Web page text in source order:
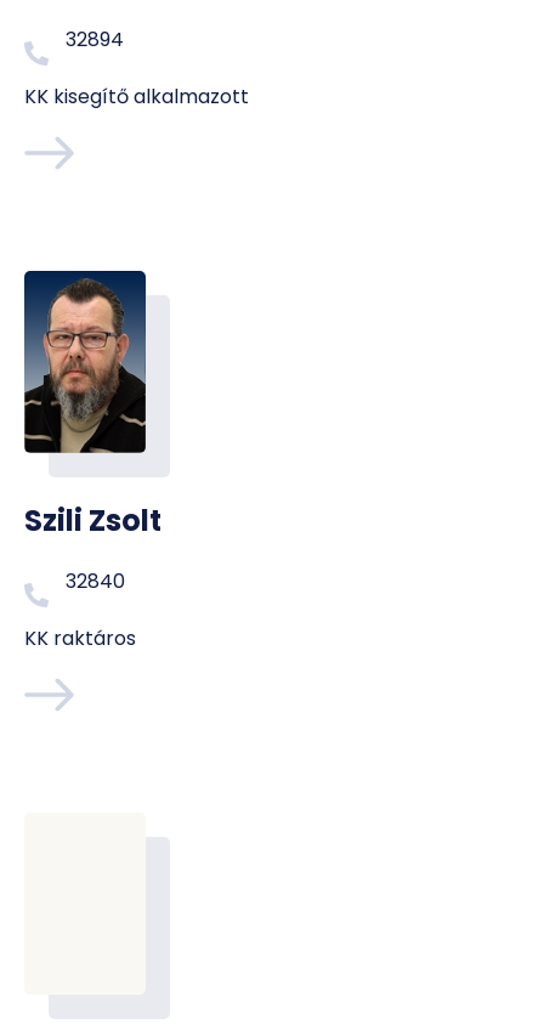
32894
KK kisegítő alkalmazott
Szili Zsolt
32840
KK raktáros